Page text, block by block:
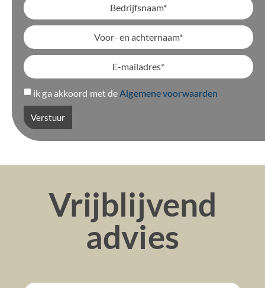
ik ga akkoord met deAlgemene voorwaarden
Verstuur
Vrijblijvend
advies